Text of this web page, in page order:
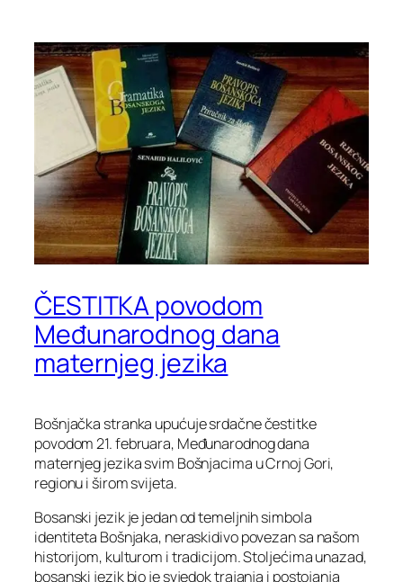
ČESTITKA povodom
Međunarodnog dana
maternjeg jezika
Bošnjačka stranka upućuje srdačne čestitke
povodom 21. februara, Međunarodnog dana
maternjeg jezika svim Bošnjacima u Crnoj Gori,
regionu i širom svijeta.
Bosanski jezik je jedan od temeljnih simbola
identiteta Bošnjaka, neraskidivo povezan sa našom
historijom, kulturom i tradicijom. Stoljećima unazad,
bosanski jezik bio je svjedok trajanja i postojanja